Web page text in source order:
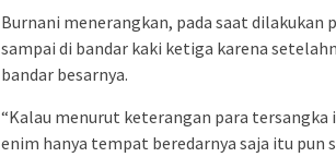
Burnani menerangkan, pada saat
sampai di bandar kaki ketiga karena
bandar besarnya.
“Kalau menurut keterangan para tersangka
enim hanya tempat beredarnya saja itu pun